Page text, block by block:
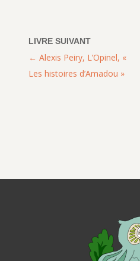
Alexis Peiry, L’Opinel, «
Les histoires d’Amadou »